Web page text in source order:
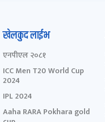
खेलकुद लाईभ
एनपीएल २०८१
ICC Men T20 World Cup
2024
IPL 2024
Aaha RARA Pokhara gold